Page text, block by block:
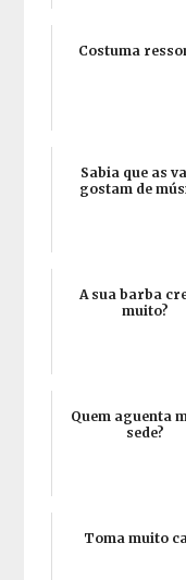
Costuma
Sabia que as
gostam de
A sua barba
muito?
Quem aguenta
sede?
Toma muito